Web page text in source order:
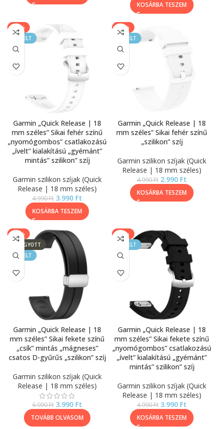
KOSÁRBA TESZEM
-20%
KIEMELT
Garmin „Quick Release | 18
mm széles” Sikai fehér színű
„nyomógombos” csatlakozású
„ívelt” kialakítású „gyémánt”
mintás” szilikon” szíj
Garmin szilikon szíjak (Quick
Release | 18 mm széles)
4.990Ft 3.990 Ft
KOSÁRBA TESZEM
-40%
KIEMELT
Garmin „Quick Release | 18
mm széles” Sikai fehér színű
„szilikon” szíj
Garmin szilikon szíjak (Quick
Release | 18 mm széles)
4.990Ft 2.990 Ft
KOSÁRBA TESZEM
-43%
ELFOGYOTT
KIEMELT
Garmin „Quick Release | 18
mm széles” Sikai fekete színű
„csík” mintás „mágneses”
csatos D-gyűrűs „szilikon” szíj
Garmin szilikon szíjak (Quick
Release | 18 mm széles)
6.990Ft 3.990 Ft
TOVÁBB OLVASOM
-20%
KIEMELT
Garmin „Quick Release | 18
mm széles” Sikai fekete színű
„nyomógombos” csatlakozású
„ívelt” kialakítású „gyémánt”
mintás” szilikon” szíj
Garmin szilikon szíjak (Quick
Release | 18 mm széles)
4.990Ft 3.990 Ft
KOSÁRBA TESZEM